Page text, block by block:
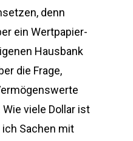
denn
ein Wertpapier-
Hausbank
die Frage,
viele Dollar ist
ich Sachen mit